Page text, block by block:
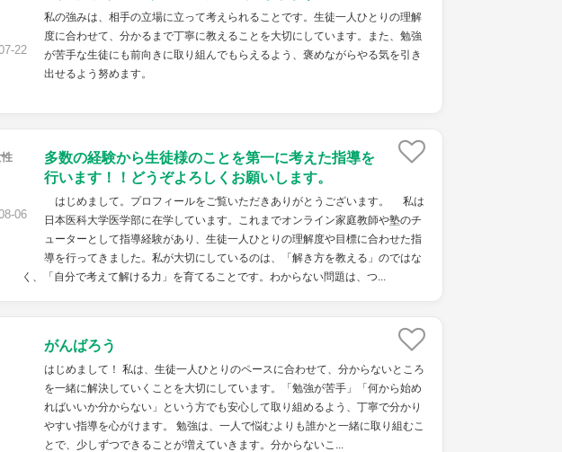
22
私の強みは、相手の立場に立って考えられることです。生徒一人ひとりの理解
度に合わせて、分かるまで丁寧に教えることを大切にしています。また、勉強
が苦手な生徒にも前向きに取り組んでもらえるよう、褒めながらやる気を引き
出せるよう努めます。
06
多数の経験から生徒様のことを第一に考えた指導を
行います！！どうぞよろしくお願いします。
はじめまして。プロフィールをご覧いただきありがとうございます。 私は
日本医科大学医学部に在学しています。これまでオンライン家庭教師や塾のチ
ューターとして指導経験があり、生徒一人ひとりの理解度や目標に合わせた指
導を行ってきました。私が大切にしているのは、「解き方を教える」のではな
く、「自分で考えて解ける力」を育てることです。わからない問題は、つ...
がんばろう
はじめまして！ 私は、生徒一人ひとりのペースに合わせて、分からないところ
を一緒に解決していくことを大切にしています。「勉強が苦手」「何から始め
ればいいか分からない」という方でも安心して取り組めるよう、丁寧で分かり
やすい指導を心がけます。 勉強は、一人で悩むよりも誰かと一緒に取り組むこ
とで、少しずつできることが増えていきます。分からないこ...